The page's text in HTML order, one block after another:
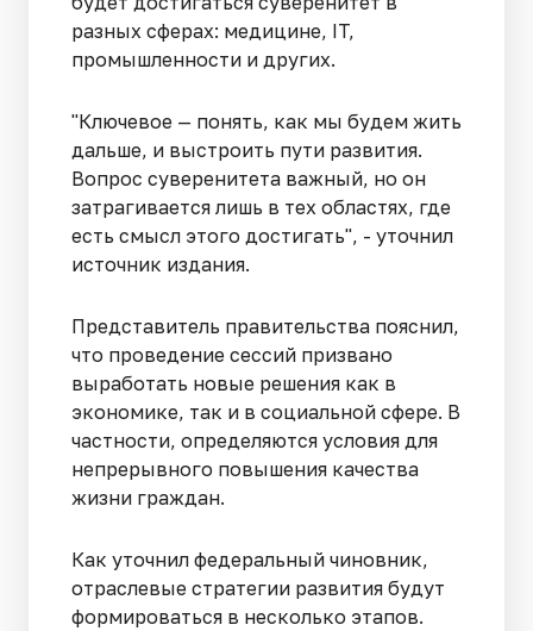
разных сферах: медицине, IT,
промышленности и других.
"Ключевое — понять, как мы будем жить
дальше, и выстроить пути развития.
Вопрос суверенитета важный, но он
затрагивается лишь в тех областях, где
есть смысл этого достигать", - уточнил
источник издания.
Представитель правительства пояснил,
что проведение сессий призвано
выработать новые решения как в
экономике, так и в социальной сфере. В
частности, определяются условия для
непрерывного повышения качества
жизни граждан.
Как уточнил федеральный чиновник,
отраслевые стратегии развития будут
формироваться в несколько этапов.